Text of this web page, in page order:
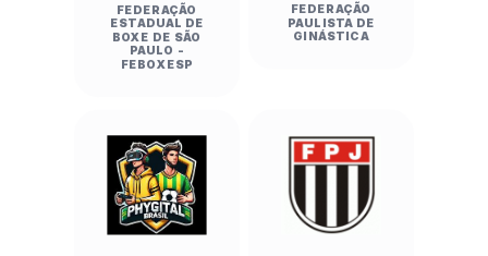
FEDERAÇÃO
ESTADUAL DE
BOXE DE SÃO
PAULO -
FEBOXESP
FEDERAÇÃO
PAULISTA DE
GINÁSTICA